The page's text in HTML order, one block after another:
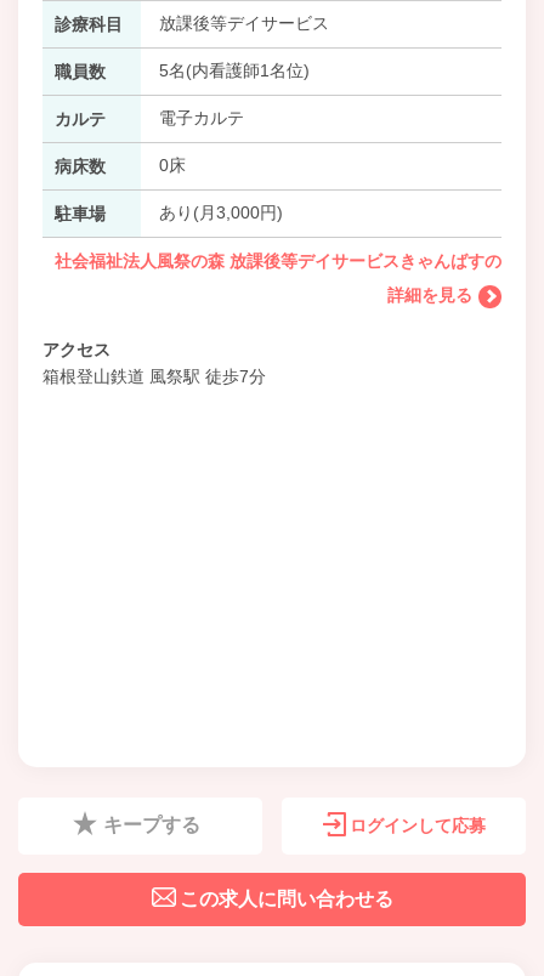
診療科目 放課後等デイサービス
職員数 5名(内看護師1名位)
カルテ 電子カルテ
病床数 0床
駐車場 あり(月3,000円)
社会福祉法人風祭の森 放課後等デイサービスきゃんばすの
詳細を見る
アクセス
箱根登山鉄道 風祭駅 徒歩7分
キープする ログインして応募
この求人に問い合わせる